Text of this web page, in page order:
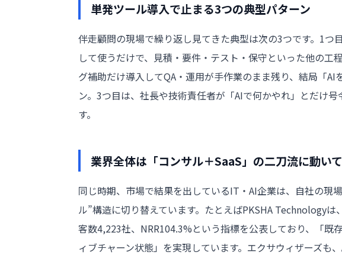
単発ツール導入で止まる3つの典型パターン
伴走顧問の現場で繰り返し見てきた典型は次の3つです。1つ
して使うだけで、見積・要件・テスト・保守といった他の工
グ補助だけ導入してQA・運用が手作業のまま残り、結局「
ン。3つ目は、社長や技術責任者が「AIで何かやれ」とだけ
す。
業界全体は「コンサル＋SaaS」の二刀流に動い
同じ時期、市場で結果を出しているIT・AI企業は、自社の現
ル”構造に切り替えています。たとえばPKSHA Technology
客数4,223社、NRR104.3%という指標を公表しており、「既
ィブチャーン状態」を実現しています。エクサウィザーズも